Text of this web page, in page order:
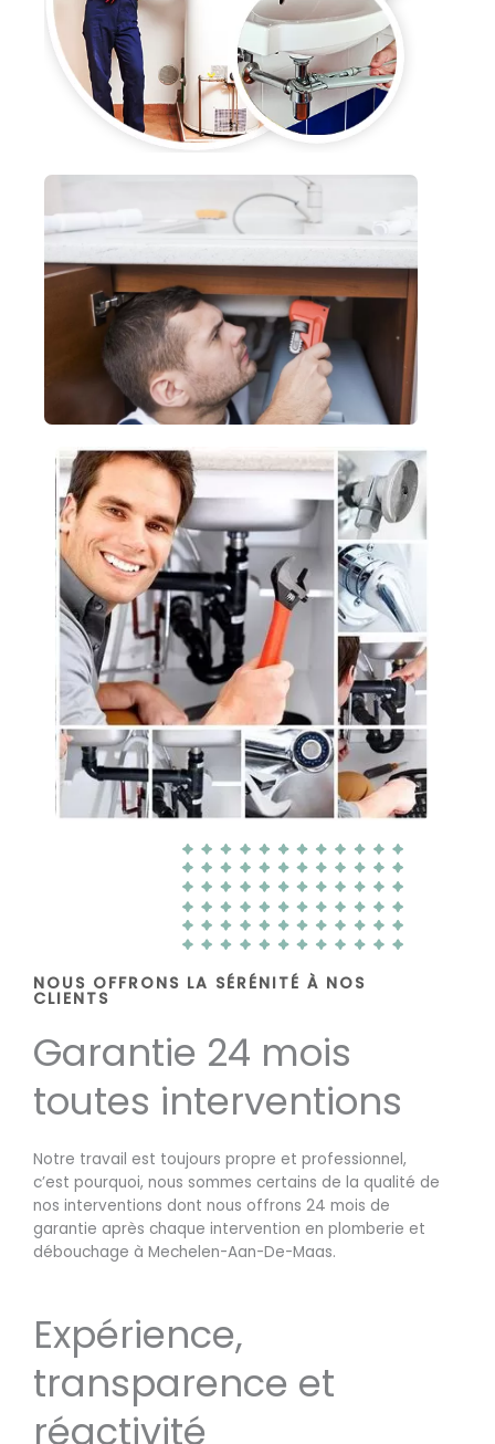
NOUS OFFRONS LA SÉRÉNITÉ À NOS
CLIENTS
Garantie 24 mois
toutes interventions
Notre travail est toujours propre et professionnel,
c’est pourquoi, nous sommes certains de la qualité de
nos interventions dont nous offrons 24 mois de
garantie après chaque intervention en plomberie et
débouchage à Mechelen-Aan-De-Maas.
Expérience,
transparence et
réactivité